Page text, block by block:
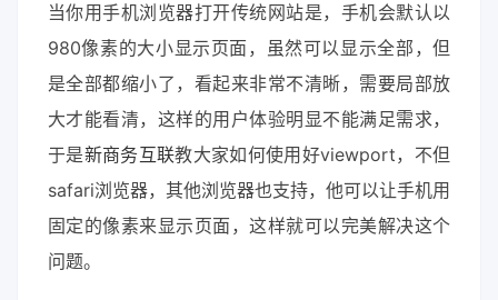
当你用手机浏览器打开传统网站是，手机会默认以
980像素的大小显示页面，虽然可以显示全部，但
是全部都缩小了，看起来非常不清晰，需要局部放
大才能看清，这样的用户体验明显不能满足需求，
于是新商务互联教大家如何使用好viewport，不但
safari浏览器，其他浏览器也支持，他可以让手机用
固定的像素来显示页面，这样就可以完美解决这个
问题。